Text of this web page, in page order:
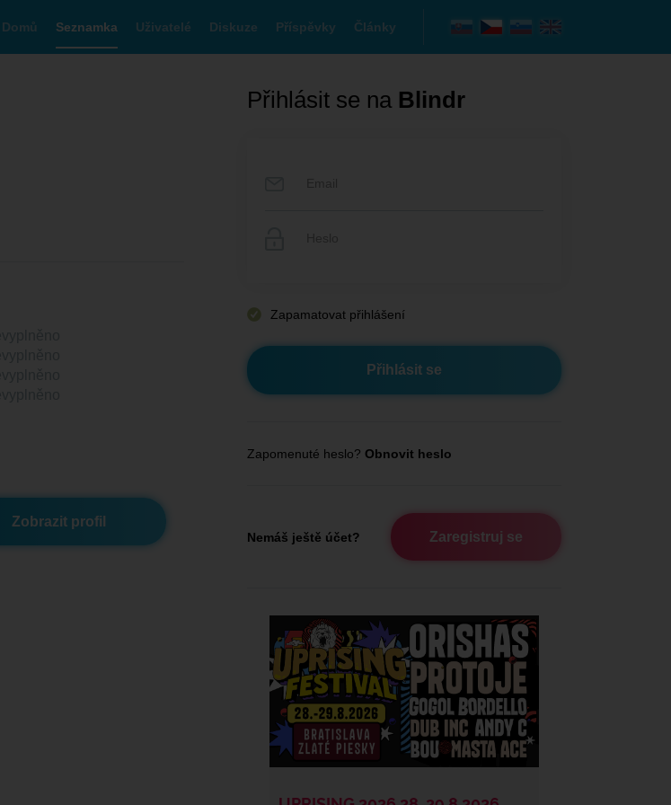
Domů Seznamka Uživatelé Diskuze Příspěvky Články
Zobrazit profil
Přihlásit se na Blindr
Zapamatovat přihlášení
Zapomenuté heslo? Obnovit heslo
Nemáš ještě účet? Zaregistruj se